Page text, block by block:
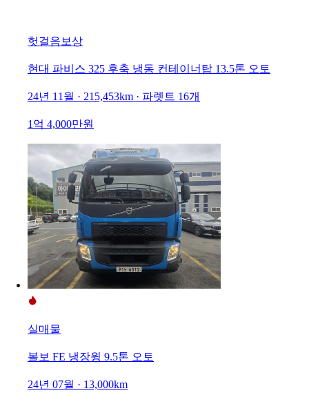
헛걸음보상
현대 파비스 325 후축 냉동 컨테이너탑 13.5톤 오토
24년 11월 · 215,453km · 파렛트 16개
1억 4,000만원
실매물
볼보 FE 냉장윙 9.5톤 오토
24년 07월 · 13,000km